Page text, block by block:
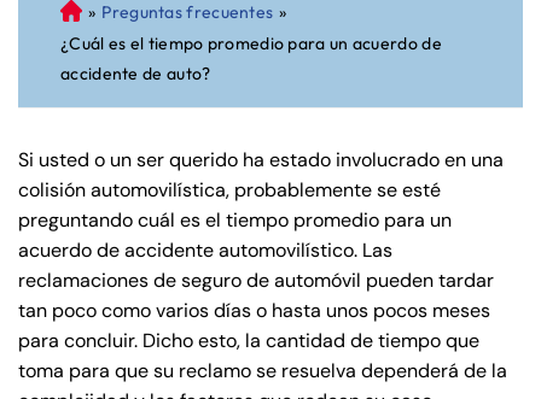
A
bo
ga
do
Pe
rs
on
al
Inj
ur
y
de
» Preguntas frecuentes »
¿Cuál es el tiempo promedio para un acuerdo de
accidente de auto?
Si usted o un ser querido ha estado involucrado en una
colisión automovilística, probablemente se esté
preguntando cuál es el tiempo promedio para un
acuerdo de accidente automovilístico. Las
reclamaciones de seguro de automóvil pueden tardar
tan poco como varios días o hasta unos pocos meses
para concluir. Dicho esto, la cantidad de tiempo que
toma para que su reclamo se resuelva dependerá de la